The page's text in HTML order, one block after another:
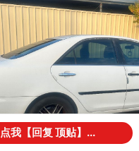
点我【回复 顶贴】...